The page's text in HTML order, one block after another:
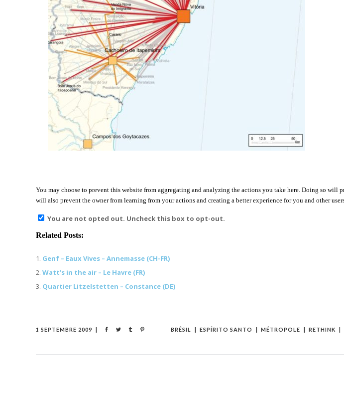
You may choose to prevent this website from aggregating and analyzing the actions you take here. Doing so will
will also prevent the owner from learning from your actions and creating a better experience for you and other
You are not opted out. Uncheck this box to opt-out.
Related Posts:
Genf – Eaux Vives – Annemasse (CH-FR)
Watt’s in the air – Le Havre (FR)
Quartier Litzelstetten – Constance (DE)
1 SEPTEMBRE 2009 BRÉSIL ESPÍRITO SANTO MÉTROPOLE RETHINK